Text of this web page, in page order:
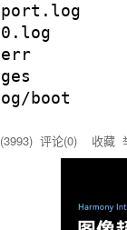
boot
3993) 评论(0) 收藏